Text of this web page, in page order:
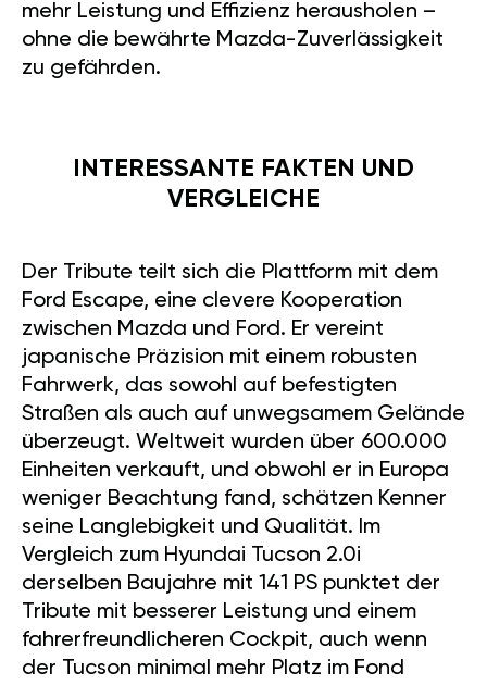
mehr Leistung und Effizienz herausholen –
ohne die bewährte Mazda-Zuverlässigkeit
zu gefährden.
INTERESSANTE FAKTEN UND
VERGLEICHE
Der Tribute teilt sich die Plattform mit dem
Ford Escape, eine clevere Kooperation
zwischen Mazda und Ford. Er vereint
japanische Präzision mit einem robusten
Fahrwerk, das sowohl auf befestigten
Straßen als auch auf unwegsamem Gelände
überzeugt. Weltweit wurden über 600.000
Einheiten verkauft, und obwohl er in Europa
weniger Beachtung fand, schätzen Kenner
seine Langlebigkeit und Qualität. Im
Vergleich zum Hyundai Tucson 2.0i
derselben Baujahre mit 141 PS punktet der
Tribute mit besserer Leistung und einem
fahrerfreundlicheren Cockpit, auch wenn
der Tucson minimal mehr Platz im Fond